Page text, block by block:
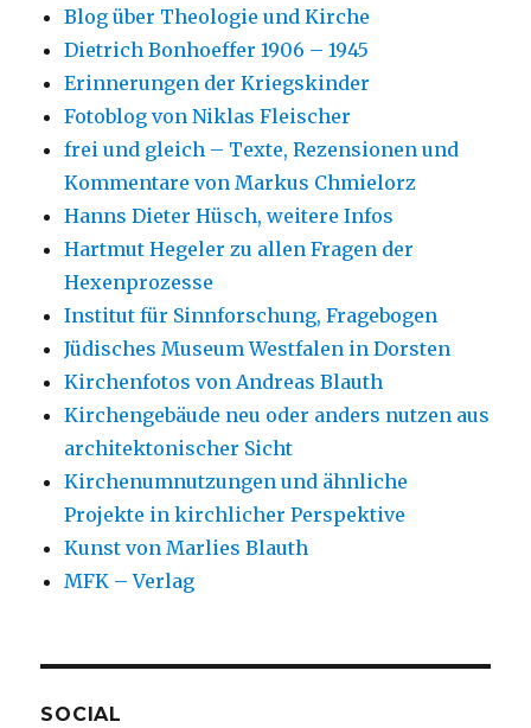
Blog über Theologie und Kirche
Dietrich Bonhoeffer 1906 – 1945
Erinnerungen der Kriegskinder
Fotoblog von Niklas Fleischer
frei und gleich – Texte, Rezensionen und
Kommentare von Markus Chmielorz
Hanns Dieter Hüsch, weitere Infos
Hartmut Hegeler zu allen Fragen der
Hexenprozesse
Institut für Sinnforschung, Fragebogen
Jüdisches Museum Westfalen in Dorsten
Kirchenfotos von Andreas Blauth
Kirchengebäude neu oder anders nutzen aus
architektonischer Sicht
Kirchenumnutzungen und ähnliche
Projekte in kirchlicher Perspektive
Kunst von Marlies Blauth
MFK – Verlag
SOCIAL